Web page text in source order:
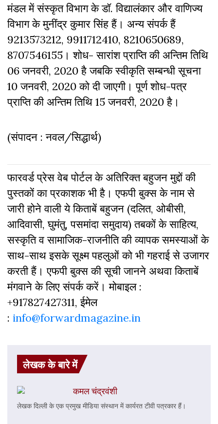
मंडल में संस्कृत विभाग के डॉ. विद्यालंकार और वाणिज्य
विभाग के मुनींद्र कुमार सिंह हैं। अन्य संपर्क हैं
9213573212, 9911712410, 8210650689,
8707546155। शोध- सारांश प्राप्ति की अन्तिम तिथि
06 जनवरी, 2020 है जबकि स्वीकृति सम्बन्धी सूचना
10 जनवरी, 2020 को दी जाएगी। पूर्ण शोध-पत्र
प्राप्ति की अन्तिम तिथि 15 जनवरी, 2020 है।
(संपादन : नवल/सिद्धार्थ)
फारवर्ड प्रेस वेब पोर्टल के अतिरिक्‍त बहुजन मुद्दों की
पुस्‍तकों का प्रकाशक भी है। एफपी बुक्‍स के नाम से
जारी होने वाली ये किताबें बहुजन (दलित, ओबीसी,
आदिवासी, घुमंतु, पसमांदा समुदाय) तबकों के साहित्‍य,
सस्‍क‍ृति व सामाजिक-राजनीति की व्‍यापक समस्‍याओं के
साथ-साथ इसके सूक्ष्म पहलुओं को भी गहराई से उजागर
करती हैं। एफपी बुक्‍स की सूची जानने अथवा किताबें
मंगवाने के लिए संपर्क करें। मोबाइल :
+917827427311, ईमेल
: info@forwardmagazine.in
लेखक के बारे में
कमल चंद्रवंशी
लेखक दिल्ली के एक प्रमुख मीडिया संस्थान में कार्यरत टीवी पत्रकार हैं।